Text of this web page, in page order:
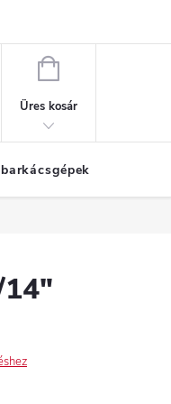
KOSÁR
Üres kosár